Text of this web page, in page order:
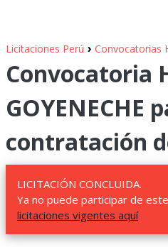
Licitaciones Perú › Convocatorias
Convocatoria
GOYENECHE
contratación
LICITACIÓN CONCLUIDA.
Ya no puede participar de
licitaciones vigentes aquí